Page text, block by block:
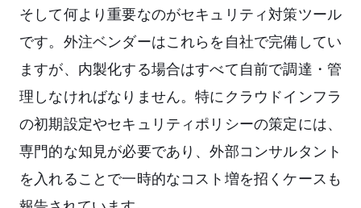
そして何より重要なのがセキュリティ対策ツール
です。外注ベンダーはこれらを自社で完備してい
ますが、内製化する場合はすべて自前で調達・管
理しなければなりません。特にクラウドインフラ
の初期設定やセキュリティポリシーの策定には、
専門的な知見が必要であり、外部コンサルタント
を入れることで一時的なコスト増を招くケースも